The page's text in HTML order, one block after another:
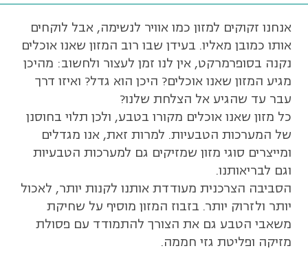
אנחנו זקוקים למזון כמו אוויר לנשימה, אבל לוקחים
אותו כמובן מאליו. בעידן שבו רוב המזון שאנו אוכלים
נקנה בסופרמרקט, אין לנו זמן לעצור ולחשוב: מהיכן
מגיע המזון שאנו אוכלים? היכן הוא גדל? ואיזו דרך
עבר עד שהגיע אל הצלחת שלנו?
כל מזון שאנו אוכלים מקורו בטבע, ולכן תלוי בחוסנן
של המערכות הטבעיות. למרות זאת, אנו מגדלים
ומייצרים סוגי מזון שמזיקים גם למערכות הטבעיות
וגם לבריאותנו.
הסביבה הצרכנית מעודדת אותנו לקנות יותר, לאכול
יותר ולזרוק יותר. בזבוז המזון מוסיף על שחיקת
משאבי הטבע גם את הצורך להתמודד עם פסולת
מזיקה ופליטת גזי חממה.